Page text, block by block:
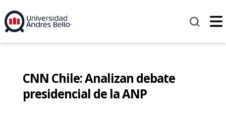
CNN Chile: Analizan debate
presidencial de la ANP